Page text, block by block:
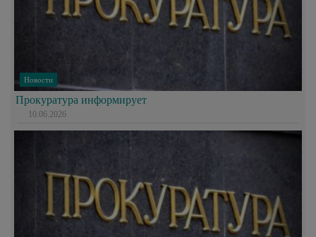
Новости
Прокуратура информирует
10.06.2026